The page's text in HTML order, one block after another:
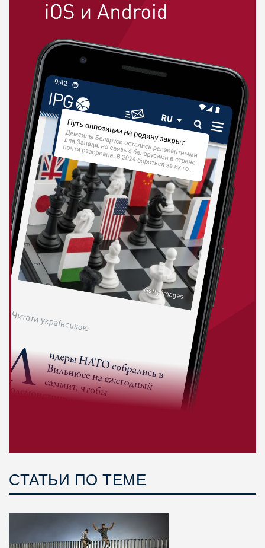
СТАТЬИ ПО ТЕМЕ